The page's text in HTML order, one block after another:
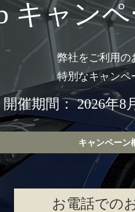
キャン
弊社をご利用の
特別なキャンペ
開催期間： 2026年
キャンペーン
お電話での